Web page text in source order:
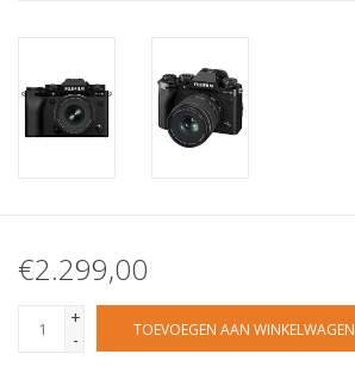
€2.299,00
+
-
TOEVOEGEN AAN WINKELWAGEN